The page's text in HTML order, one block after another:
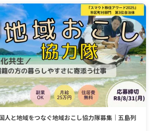
人と地域をつなぐ地域おこし協力隊募集｜五島列